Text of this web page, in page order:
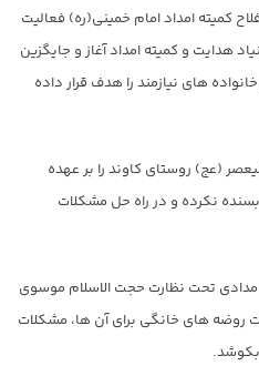
کمیته امداد امام خمینی(ره) فعالیت
۳۱۳ با همکاری بنیاد هدایت و کمیته امداد آغاز و جایگزین
های نیازمند را هدف قرار داده
(عج) روستای کاوند را بر عهده
بسنده نکرده و در راه حل مشکلات
کمیته امدادی تحت نظارت حجت الاسلام موسوی
روضه های خانگی برای آن ها، مشکلات